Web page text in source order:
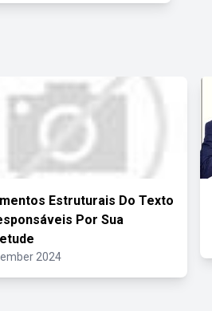
Estruturais Do Texto
Por Sua
2024